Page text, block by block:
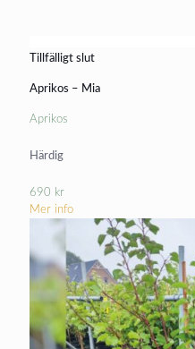
Tillfälligt slut
Aprikos – Mia
Aprikos
Härdig
690 kr
Mer info